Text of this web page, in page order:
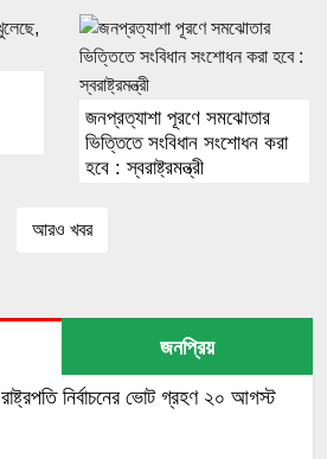
জনপ্রত্যাশা পূরণে সমঝোতার
ভিত্তিতে সংবিধান সংশোধন করা
হবে : স্বরাষ্ট্রমন্ত্রী
আরও খবর
জনপ্রিয়
রাষ্ট্রপতি নির্বাচনের ভোট গ্রহণ ২০ আগস্ট